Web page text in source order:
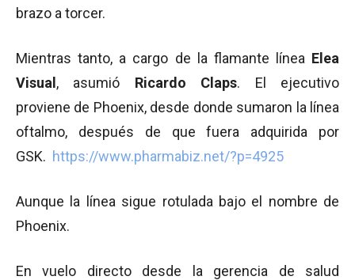
brazo a torcer.
Mientras tanto, a cargo de la flamante línea Elea
Visual , asumió Ricardo Claps. El ejecutivo
proviene de Phoenix, desde donde sumaron la línea
oftalmo, después de que fuera adquirida por
GSK. https://www.pharmabiz.net/?p=4925
Aunque la línea sigue rotulada bajo el nombre de
Phoenix.
En vuelo directo desde la gerencia de salud